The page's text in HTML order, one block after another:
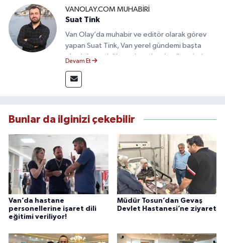
VANOLAY.COM MUHABIRI
Suat Tink
Van Olay’da muhabir ve editör olarak görev
yapan Suat Tink, Van yerel gündemi başta
olmak üzere bölgesel ve ulusal gelişmeleri
mezunu olan Tink, sahadan edindiği bilgilerle
doğruluk, tarafsızlık ve etik ilkeler
Devam Et
Bunlar da ilginizi çekebilir
Van’da hastane
personellerine işaret dili
eğitimi veriliyor!
Müdür Tosun’dan Gevaş
Devlet Hastanesi’ne ziyaret